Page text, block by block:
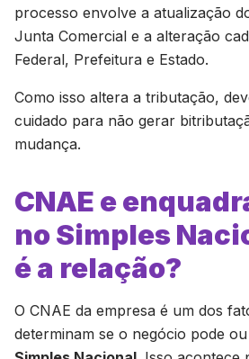
processo envolve a atualização
Junta Comercial e a alteração
Federal, Prefeitura e Estado.
Como isso altera a tributação,
cuidado para não gerar
mudança.
CNAE e
no Simples
é a relação?
O CNAE da empresa é um dos
determinam se o negócio pode